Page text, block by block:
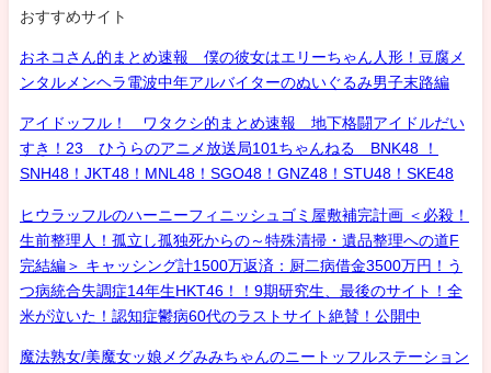
おすすめサイト
おネコさん的まとめ速報 僕の彼女はエリーちゃん人形！豆腐メ
ンタルメンヘラ電波中年アルバイターのぬいぐるみ男子末路編
アイドッフル！ ワタクシ的まとめ速報 地下格闘アイドルだい
すき！23 ひうらのアニメ放送局101ちゃんねる BNK48 ！
SNH48！JKT48！MNL48！SGO48！GNZ48！STU48！SKE48
ヒウラッフルのハーニーフィニッシュゴミ屋敷補完計画 ＜必殺！
生前整理人！孤立し孤独死からの～特殊清掃・遺品整理への道F
完結編＞ キャッシング計1500万返済：厨二病借金3500万円！う
つ病統合失調症14年生HKT46！！9期研究生、最後のサイト！全
米が泣いた！認知症鬱病60代のラストサイト絶賛！公開中
魔法熟女/美魔女ッ娘メグみみちゃんのニートッフルステーション